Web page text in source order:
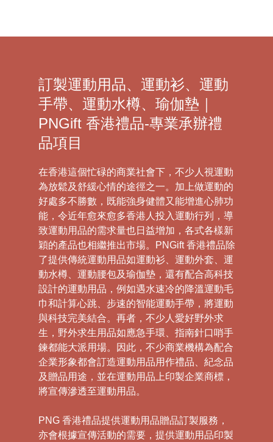
訂製運動用品、運動衫、運動
手帶、運動水樽、瑜伽墊｜
PNGift 香港禮品-專業承辦禮
品項目
在香港這個忙碌的商業社會下，不少人視運動
為放鬆及舒緩心情的途徑之一。加上做運動的
好處多不勝數，既能強身健體又能增進心肺功
能，令近年愈來愈多香港人投入運動行列，導
致運動用品的需求量也日益增加，各式各樣新
穎的產品也相繼推出市場。PNGift 香港禮品除
了提供傳統運動用品如運動衫、運動外套、運
動水樽、運動腰包及瑜伽墊，還有配合高科技
設計的運動用品，例如遇水速冷的降溫運動毛
巾和計算心跳、步速的智能運動手帶，將運動
與科技完美結合。再者，不少人愛好野外求
生，野外求生用品如應急手環、指南針口哨手
鍊都能大派用場。因此，不少商業機構為配合
企業形象都會訂造運動用品用作禮品、紀念品
及贈品用途，並在運動用品上印製企業商標，
將宣傳滲透至運動用品。
PNG 香港禮品提供運動用品贈品訂製服務，
亦會根據宣傳活動的需要，提供運動用品印製